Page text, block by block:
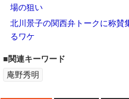
場の狙い
北川景子の関西弁トークに称賛
るワケ
■関連キーワード
庵野秀明